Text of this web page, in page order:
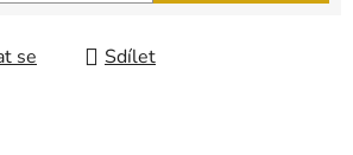
se Sdílet